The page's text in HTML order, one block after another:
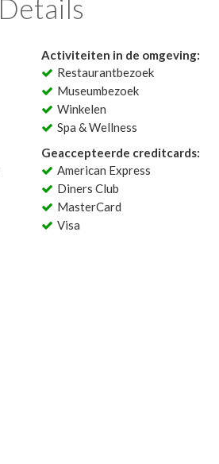
Details
Activiteiten in de omgeving:
Restaurantbezoek
Museumbezoek
Winkelen
Spa & Wellness
Geaccepteerde creditcards:
American Express
Diners Club
MasterCard
Visa